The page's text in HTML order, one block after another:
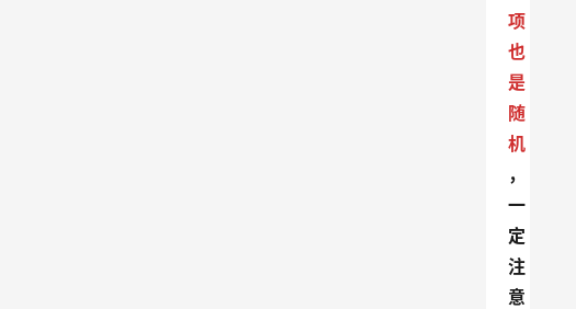
项
也
是
随
机
，
一
定
注
意